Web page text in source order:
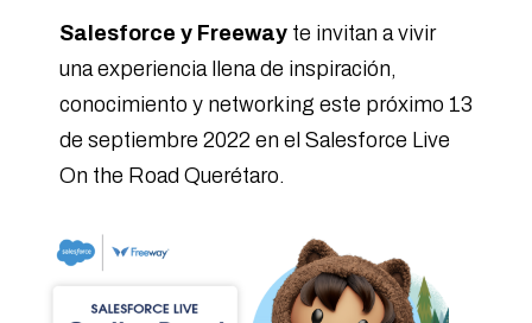
Salesforce y Freewayte invitan a vivir
una experiencia llena de inspiración,
conocimiento y networking este próximo 13
de septiembre 2022 en el Salesforce Live
On the Road Querétaro.